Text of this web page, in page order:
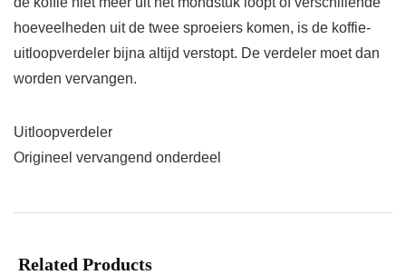
hoeveelheden uit de twee sproeiers komen, is de koffie-
uitloopverdeler bijna altijd verstopt. De verdeler moet dan
worden vervangen.
Uitloopverdeler
Origineel vervangend onderdeel
Related Products